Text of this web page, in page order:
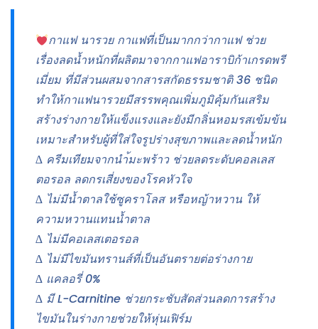
กาแฟ นารวย กาแฟที่เป็นมากกว่ากาแฟ ช่วย
เรื่องลดน้ำหนักที่ผลิตมาจากกาแฟอาราบิก้าเกรดพรี
เมี่ยม ที่มีส่วนผสมจากสารสกัดธรรมชาติ 36 ชนิด
ทำให้กาแฟนารวยมีสรรพคุณเพิ่มภูมิคุ้มกันเสริม
สร้างร่างกายให้แข็งแรงและยังมีกลิ่นหอมรสเข้มข้น
เหมาะสำหรับผู้ที่ใส่ใจรูปร่างสุขภาพและลดน้ำหนัก
∆ ครีมเทียมจากนำ้มะพร้าว ช่วยลดระดับคอลเลส
ตอรอล ลดกรเสี่ยงของโรคหัวใจ
∆ ไม่มีน้ำตาลใช้ซูคราโลส หรือหญ้าหวาน ให้
ความหวานแทนน้ำตาล
∆ ไม่มีคอเลสเตอรอล
∆ ไม่มีไขมันทรานส์ที่เป็นอันตรายต่อร่างกาย
∆ แคลอรี่ 0%
∆ มี L-Carnitine ช่วยกระชับสัดส่วนลดการสร้าง
ไขมันในร่างกายช่วยให้หุ่นเฟิร์ม